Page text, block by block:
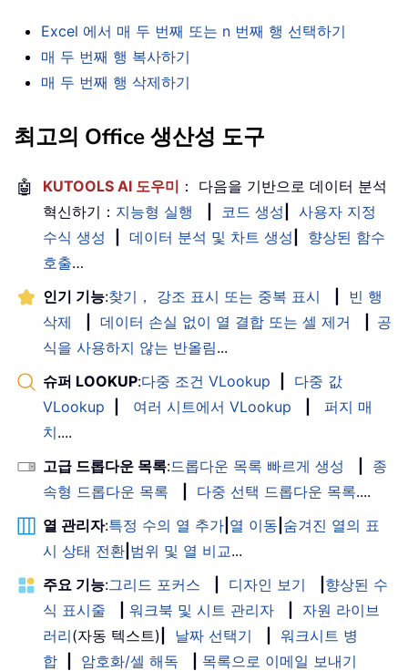
Excel 에서 매 두 번째 또는 n 번째 행 선택하기
매 두 번째 행 복사하기
매 두 번째 행 삭제하기
최고의 Office 생산성 도구
🤖 KUTOOLS AI 도우미 ： 다음을 기반으로 데이터 분석
혁신하기： 지능형 실행 코드 생성
사용자 지정
수식 생성
데이터 분석 및 차트 생성
향상된 함수
호출…
인기 기능:찾기， 강조 표시 또는 중복 표시
빈 행
삭제
데이터 손실 없이 열 결합 또는 셀 제거
공
식을 사용하지 않는 반올림...
슈퍼 LOOKUP:다중 조건 VLookup
다중 값
VLookup
여러 시트에서 VLookup
퍼지 매
치....
고급 드롭다운 목록:드롭다운 목록 빠르게 생성
종
속형 드롭다운 목록
다중 선택 드롭다운 목록....
열 관리자:특정 수의 열 추가 열 이동 숨겨진 열의 표
시 상태 전환 범위 및 열 비교...
주요 기능:그리드 포커스 디자인 보기
향상된 수
식 표시줄
워크북 및 시트 관리자
자원 라이브
러리(자동 텍스트) 날짜 선택기
워크시트 병
합
암호화/셀 해독
목록으로 이메일 보내기